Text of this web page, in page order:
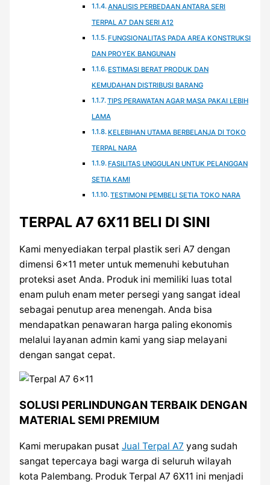
ANALISIS PERBEDAAN ANTARA SERI
TERPAL A7 DAN SERI A12
FUNGSIONALITAS PADA AREA KONSTRUKSI
DAN PROYEK BANGUNAN
ESTIMASI BERAT PRODUK DAN
KEMUDAHAN DISTRIBUSI BARANG
TIPS PERAWATAN AGAR MASA PAKAI LEBIH
LAMA
KELEBIHAN UTAMA BERBELANJA DI TOKO
TERPAL NARA
FASILITAS UNGGULAN UNTUK PELANGGAN
SETIA KAMI
TESTIMONI PEMBELI SETIA TOKO NARA
TERPAL A7 6X11 BELI DI SINI
Kami menyediakan terpal plastik seri A7 dengan
dimensi 6×11 meter untuk memenuhi kebutuhan
proteksi aset Anda. Produk ini memiliki luas total
enam puluh enam meter persegi yang sangat ideal
sebagai penutup area menengah. Anda bisa
mendapatkan penawaran harga paling ekonomis
melalui layanan admin kami yang siap melayani
dengan sangat cepat.
SOLUSI PERLINDUNGAN TERBAIK DENGAN
MATERIAL SEMI PREMIUM
Kami merupakan pusat Jual Terpal A7 yang sudah
sangat tepercaya bagi warga di seluruh wilayah
kota Palembang. Produk Terpal A7 6X11 ini menjadi